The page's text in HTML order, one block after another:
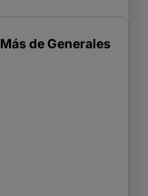
Más deGenerales